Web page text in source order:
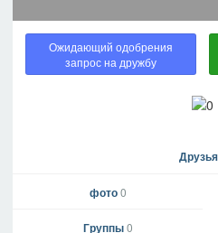
Ожидающий одобрения
запрос на дружбу
Друзья
фото0
Группы0